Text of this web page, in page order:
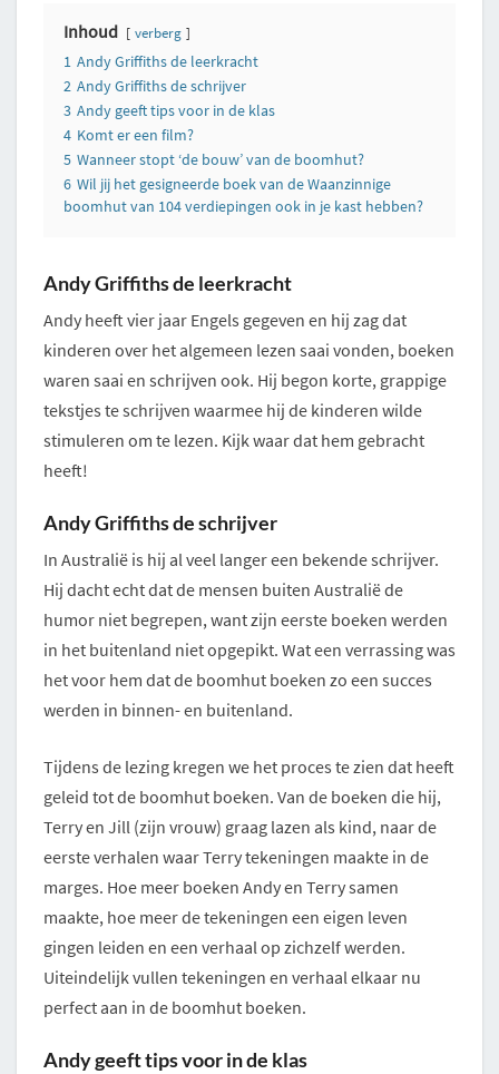
Inhoud verberg
1 Andy Griffiths de leerkracht
2 Andy Griffiths de schrijver
3 Andy geeft tips voor in de klas
4 Komt er een film?
5 Wanneer stopt ‘de bouw’ van de boomhut?
6 Wil jij het gesigneerde boek van de Waanzinnige
boomhut van 104 verdiepingen ook in je kast hebben?
Andy Griffiths de leerkracht
Andy heeft vier jaar Engels gegeven en hij zag dat
kinderen over het algemeen lezen saai vonden, boeken
waren saai en schrijven ook. Hij begon korte, grappige
tekstjes te schrijven waarmee hij de kinderen wilde
stimuleren om te lezen. Kijk waar dat hem gebracht
heeft!
Andy Griffiths de schrijver
In Australië is hij al veel langer een bekende schrijver.
Hij dacht echt dat de mensen buiten Australië de
humor niet begrepen, want zijn eerste boeken werden
in het buitenland niet opgepikt. Wat een verrassing was
het voor hem dat de boomhut boeken zo een succes
werden in binnen- en buitenland.
Tijdens de lezing kregen we het proces te zien dat heeft
geleid tot de boomhut boeken. Van de boeken die hij,
Terry en Jill (zijn vrouw) graag lazen als kind, naar de
eerste verhalen waar Terry tekeningen maakte in de
marges. Hoe meer boeken Andy en Terry samen
maakte, hoe meer de tekeningen een eigen leven
gingen leiden en een verhaal op zichzelf werden.
Uiteindelijk vullen tekeningen en verhaal elkaar nu
perfect aan in de boomhut boeken.
Andy geeft tips voor in de klas